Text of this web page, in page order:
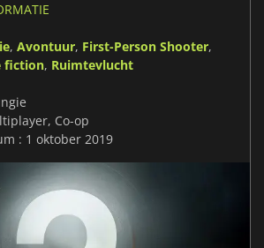
, Avontuur, First-Person Shooter,
fiction, Ruimtevlucht
Co-op
: 1 oktober 2019